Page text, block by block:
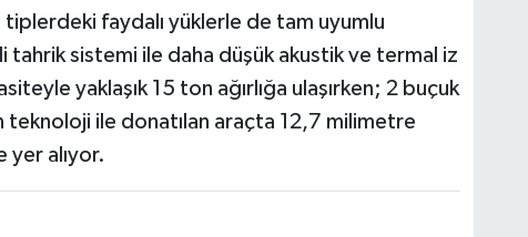
tiplerdeki faydalı yüklerle de tam uyumlu
tahrik sistemi ile daha düşük akustik ve termal iz
yaklaşık 15 ton ağırlığa ulaşırken; 2 buçuk
teknoloji ile donatılan araçta 12,7 milimetre
yer alıyor.